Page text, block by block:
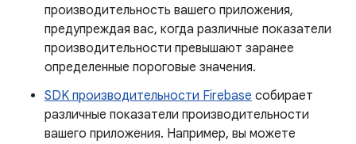
производительность вашего приложения,
предупреждая вас, когда различные показатели
производительности превышают заранее
определенные пороговые значения.
SDK производительности Firebase собирает
различные показатели производительности
вашего приложения. Например, вы можете